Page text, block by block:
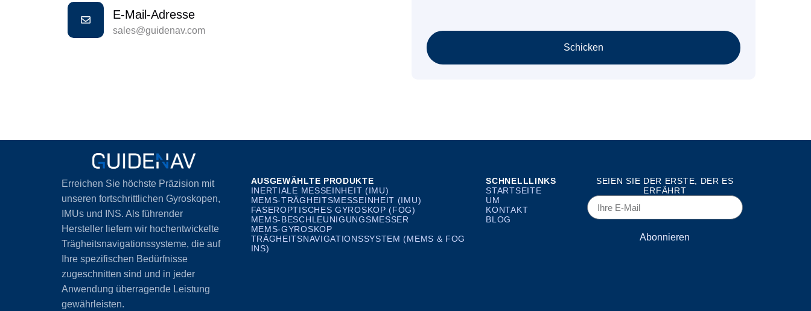
E-Mail-Adresse
sales@guidenav.com
Schicken
Erreichen Sie höchste Präzision mit
unseren fortschrittlichen Gyroskopen,
IMUs und INS. Als führender
Hersteller liefern wir hochentwickelte
Trägheitsnavigationssysteme, die auf
Ihre spezifischen Bedürfnisse
zugeschnitten sind und in jeder
Anwendung überragende Leistung
gewährleisten.
AUSGEWÄHLTE PRODUKTE
INERTIALE MESSEINHEIT (IMU)
MEMS-TRÄGHEITSMESSEINHEIT (IMU)
FASEROPTISCHES GYROSKOP (FOG)
MEMS-BESCHLEUNIGUNGSMESSER
MEMS-GYROSKOP
TRÄGHEITSNAVIGATIONSSYSTEM (MEMS & FOG
INS)
SCHNELLLINKS
STARTSEITE
UM
KONTAKT
BLOG
SEIEN SIE DER ERSTE, DER ES
ERFÄHRT
Abonnieren